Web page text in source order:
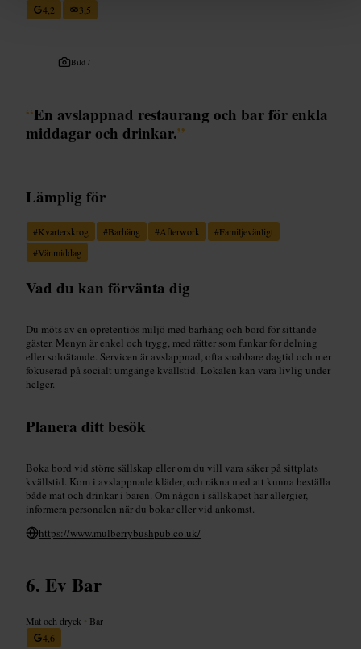
4,2
3,5
Bild /
“En avslappnad restaurang och bar för enkla
middagar och drinkar.”
Lämplig för
#Kvarterskrog #Barhäng #Afterwork #Familjevänligt
#Vänmiddag
Vad du kan förvänta dig
Du möts av en opretentiös miljö med barhäng och bord för sittande
gäster. Menyn är enkel och trygg, med rätter som funkar för delning
eller soloätande. Servicen är avslappnad, ofta snabbare dagtid och mer
fokuserad på socialt umgänge kvällstid. Lokalen kan vara livlig under
helger.
Planera ditt besök
Boka bord vid större sällskap eller om du vill vara säker på sittplats
kvällstid. Kom i avslappnade kläder, och räkna med att kunna beställa
både mat och drinkar i baren. Om någon i sällskapet har allergier,
informera personalen när du bokar eller vid ankomst.
https://www.mulberrybushpub.co.uk/
Ev Bar
Mat och dryck • Bar
4,6